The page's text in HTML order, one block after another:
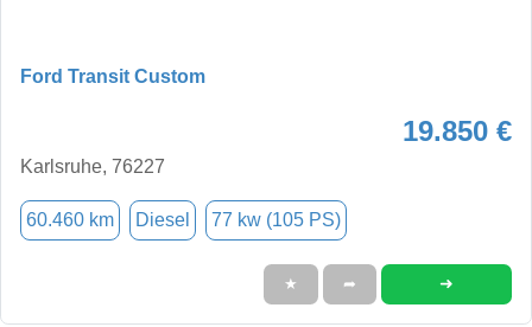
Ford Transit Custom
19.850 €
Karlsruhe, 76227
60.460 km Diesel 77 kw (105 PS)
★ ➦ ➜